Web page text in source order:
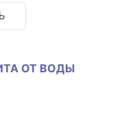
ОТ ВОДЫ